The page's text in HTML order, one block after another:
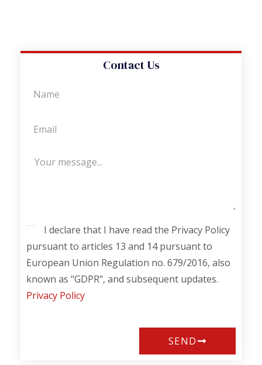
Contact Us
I declare that I have read the Privacy Policy
pursuant to articles 13 and 14 pursuant to
European Union Regulation no. 679/2016, also
known as "GDPR", and subsequent updates.
Privacy Policy
SEND